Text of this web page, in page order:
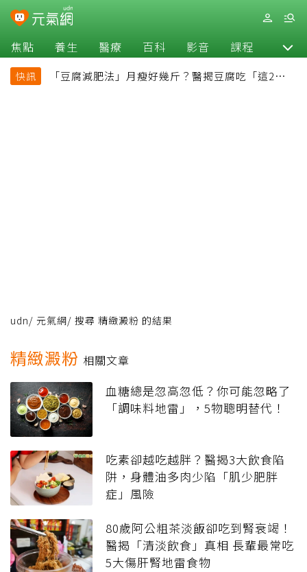
焦點 養生 醫療 百科 影音 課程 退休
快訊
「豆腐減肥法」月瘦好幾斤？醫揭豆腐吃「這2種最
udn/ 元氣網/ 搜尋 精緻澱粉 的結果
精緻澱粉 相關文章
血糖總是忽高忽低？你可能忽略了
「調味料地雷」，5物聰明替代！
吃素卻越吃越胖？醫揭3大飲食陷
阱，身體油多肉少陷「肌少肥胖
症」風險
80歲阿公粗茶淡飯卻吃到腎衰竭！
醫揭「清淡飲食」真相 長輩最常吃
5大傷肝腎地雷食物